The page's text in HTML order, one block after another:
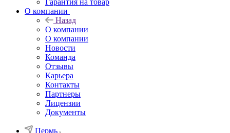
Гарантия на товар
О компании
Назад
О компании
О компании
Новости
Команда
Отзывы
Карьера
Контакты
Партнеры
Лицензии
Документы
Пермь